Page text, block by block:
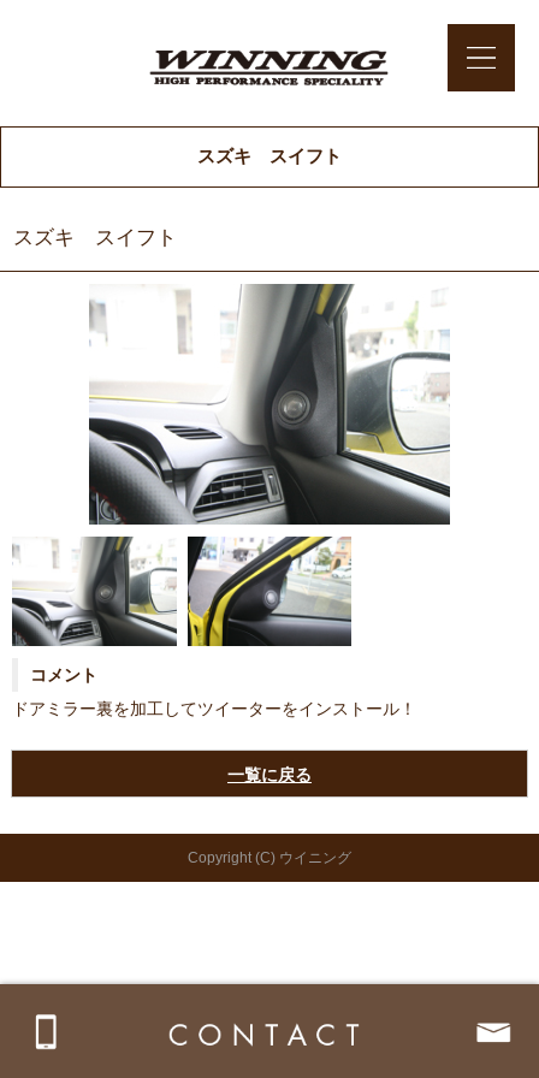
スズキ スイフト
スズキ スイフト
コメント
ドアミラー裏を加工してツイーターをインストール！
一覧に戻る
Copyright (C) ウイニング